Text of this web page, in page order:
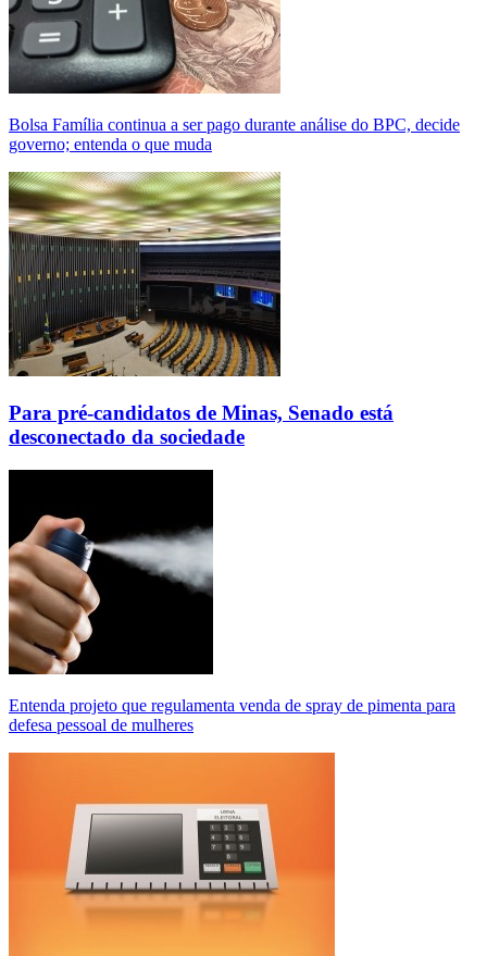
Bolsa Família continua a ser pago durante análise do BPC, decide
governo; entenda o que muda
Para pré-candidatos de Minas, Senado está
desconectado da sociedade
Entenda projeto que regulamenta venda de spray de pimenta para
defesa pessoal de mulheres